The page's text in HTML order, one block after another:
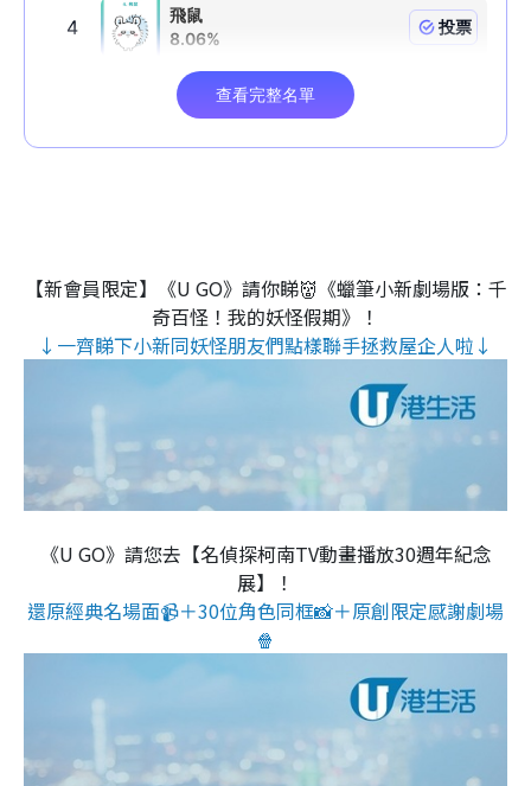
【新會員限定】《U GO》請你睇👹《蠟筆小新劇場版：千
奇百怪！我的妖怪假期》！
↓一齊睇下小新同妖怪朋友們點樣聯手拯救屋企人啦↓
《U GO》請您去【名偵探柯南TV動畫播放30週年紀念
展】！
還原經典名場面📹＋30位角色同框📸＋原創限定感謝劇場
🍿